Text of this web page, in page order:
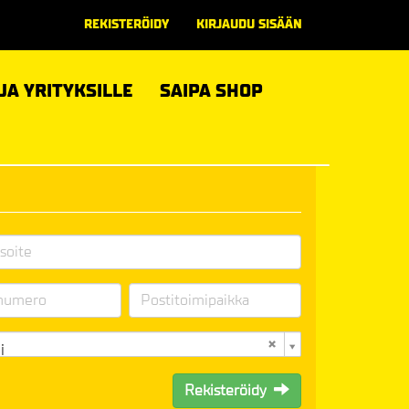
REKISTERÖIDY KIRJAUDU SISÄÄN
YRITYKSILLE SAIPA SHOP
Rekisteröidy